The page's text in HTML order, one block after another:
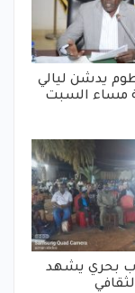
يدشن ليالي
مساء السبت
بحري يشهد